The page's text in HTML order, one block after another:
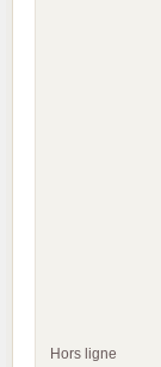
Hors ligne